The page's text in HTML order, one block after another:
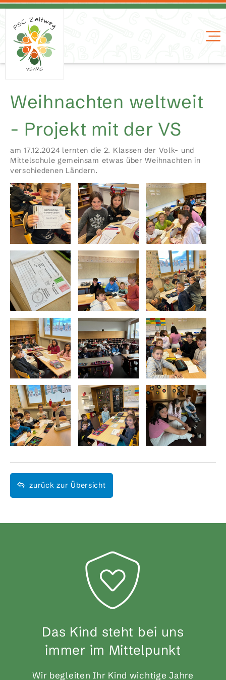
Weihnachten weltweit
- Projekt mit der VS
am 17.12.2024 lernten die 2. Klassen der Volk- und
Mittelschule gemeinsam etwas über Weihnachten in
verschiedenen Ländern.
zurück zur Übersicht
Das Kind steht bei uns
immer im Mittelpunkt
Wir begleiten Ihr Kind wichtige Jahre